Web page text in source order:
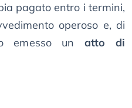
pagato entro i termini,
operoso e, di
emesso unatto di